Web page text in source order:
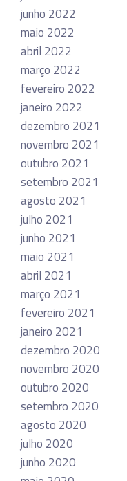
junho 2022
maio 2022
abril 2022
março 2022
fevereiro 2022
janeiro 2022
dezembro 2021
novembro 2021
outubro 2021
setembro 2021
agosto 2021
julho 2021
junho 2021
maio 2021
abril 2021
março 2021
fevereiro 2021
janeiro 2021
dezembro 2020
novembro 2020
outubro 2020
setembro 2020
agosto 2020
julho 2020
junho 2020